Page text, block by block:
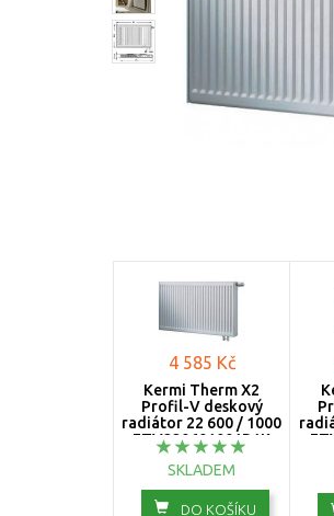
4 585 Kč
Kermi Therm X2
Profil-V deskový
radiátor 22 600 / 1000
FTV220601001R1K
SKLADEM
DO KOŠÍKU